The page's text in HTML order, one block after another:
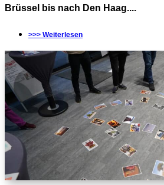
Brüssel bis nach Den Haag....
>>> Weiterlesen